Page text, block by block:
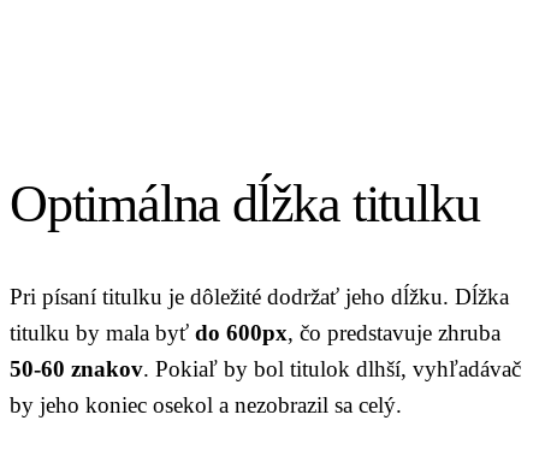
Optimálna dĺžka titulku
Pri písaní titulku je dôležité dodržať jeho dĺžku. Dĺžka
titulku by mala byť do 600px, čo predstavuje zhruba
50-60 znakov. Pokiaľ by bol titulok dlhší, vyhľadávač
by jeho koniec osekol a nezobrazil sa celý.